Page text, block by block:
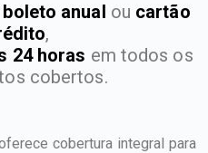
boleto anual ou cartão
,
24 horas em todos os
cobertos.
cobertura integral para